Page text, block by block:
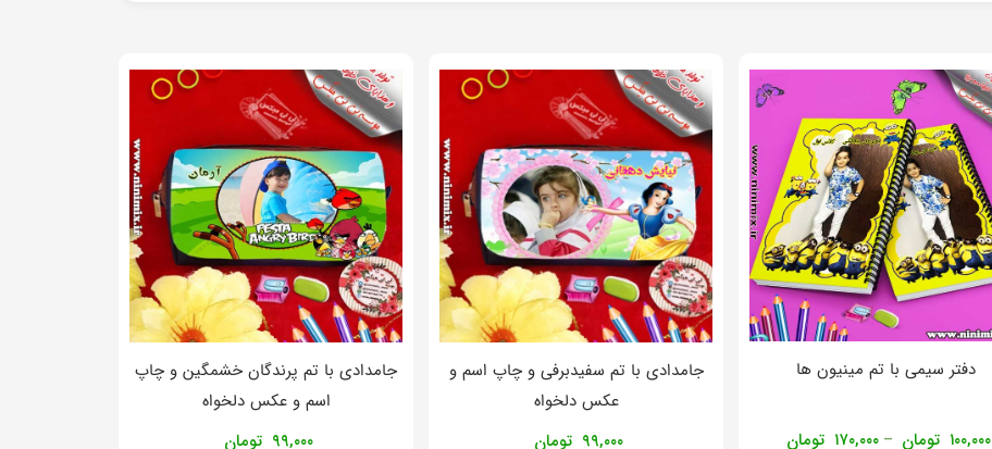
دفتر سیمی با تم مینیون ها
۱۰۰,۰۰۰ تومان – ۱۷۰,۰۰۰ تومان
جامدادی با تم سفیدبرفی و چاپ اسم و
عکس دلخواه
۹۹,۰۰۰ تومان
جامدادی با تم پرندگان خشمگین و چاپ
اسم و عکس دلخواه
۹۹,۰۰۰ تومان